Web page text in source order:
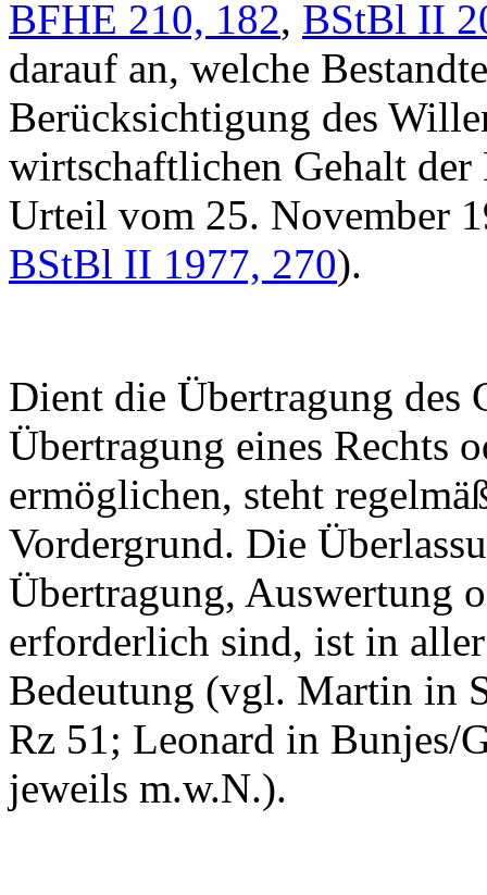
BFHE 210, 182, BStBl II
darauf an, welche
Berücksichtigung des
wirtschaftlichen Gehalt
Urteil vom 25. November
BStBl II 1977, 270).
Dient die Übertragung des
Übertragung eines Rechts
ermöglichen, steht
Vordergrund. Die
Übertragung, Auswertung
erforderlich sind, ist in
Bedeutung (vgl. Martin in
Rz 51; Leonard in Bunjes/
jeweils m.w.N.).